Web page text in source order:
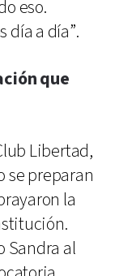
eso.
día a día”.
que
Libertad,
se preparan
la
Sandra al